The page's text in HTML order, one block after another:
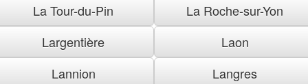
La Tour-du-Pin
La Roche-sur-Yon
Largentière
Laon
Lannion
Langres